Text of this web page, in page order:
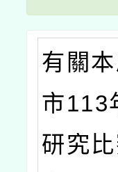
有關
市113
研究